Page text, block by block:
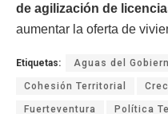
de agilización de
aumentar la oferta de
Etiquetas: Aguas del
Cohesión Territorial
Fuerteventura Política